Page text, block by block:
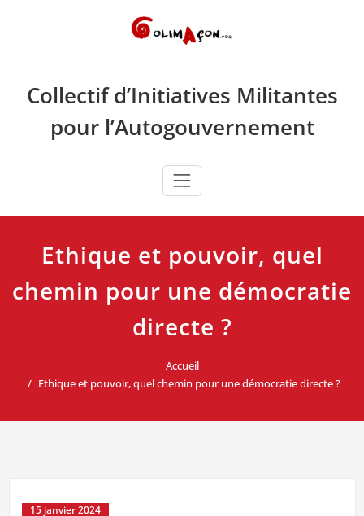
Collectif d’Initiatives Militantes
pour l’Autogouvernement
Ethique et pouvoir, quel
chemin pour une démocratie
directe ?
Accueil
Ethique et pouvoir, quel chemin pour une démocratie directe ?
15 janvier 2024